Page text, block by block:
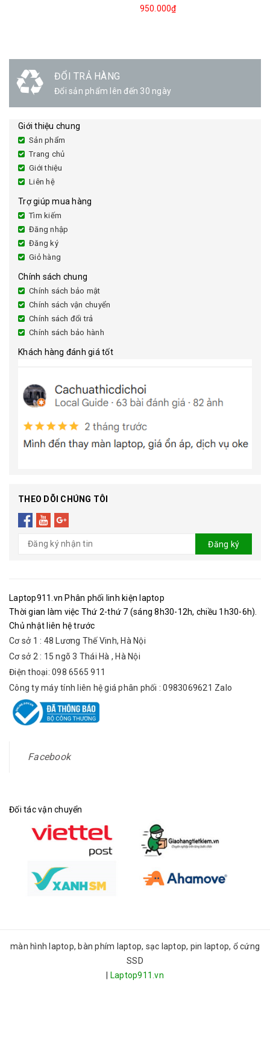
950.000₫
ĐỔI TRẢ HÀNG
Đổi sản phẩm lên đến 30 ngày
Giới thiệu chung
Sản phẩm
Trang chủ
Giới thiệu
Liên hệ
Trợ giúp mua hàng
Tìm kiếm
Đăng nhập
Đăng ký
Giỏ hàng
Chính sách chung
Chính sách bảo mật
Chính sách vận chuyển
Chính sách đổi trả
Chính sách bảo hành
Khách hàng đánh giá tốt
THEO DÕI CHÚNG TÔI
Đăng ký
Laptop911.vn Phân phối linh kiện laptop
Thời gian làm việc Thứ 2-thứ 7 (sáng 8h30-12h, chiều 1h30-6h).
Chủ nhật liên hệ trước
Cơ sở 1 : 48 Lương Thế Vinh, Hà Nội
Cơ sở 2 : 15 ngõ 3 Thái Hà , Hà Nội
Điện thoại: 098 6565 911
Công ty máy tính liên hệ giá phân phối : 0983069621 Zalo
Facebook
Đối tác vận chuyển
màn hình laptop, bàn phím laptop, sạc laptop, pin laptop, ổ cứng
SSD
Laptop911.vn